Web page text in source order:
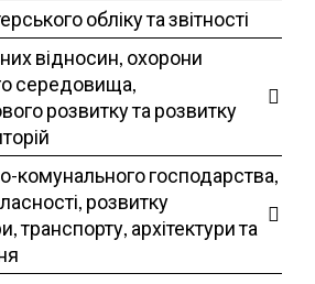
обліку та звітності
відносин, охорони
середовища,
розвитку та розвитку
комунального господарства,
розвитку
транспорту, архітектури та